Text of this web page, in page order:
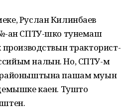
Руслан Килинбаев
ан СПТУ-шко тунемаш
тракторист-
налын. Но, СПТУ-м
пашам муын
каен. Тушто